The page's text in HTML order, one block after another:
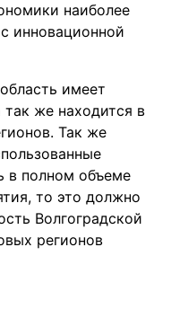
наиболее
инновационной
имеет
так же находится в
Так же
в полном объеме
то это должно
Волгоградской
регионов